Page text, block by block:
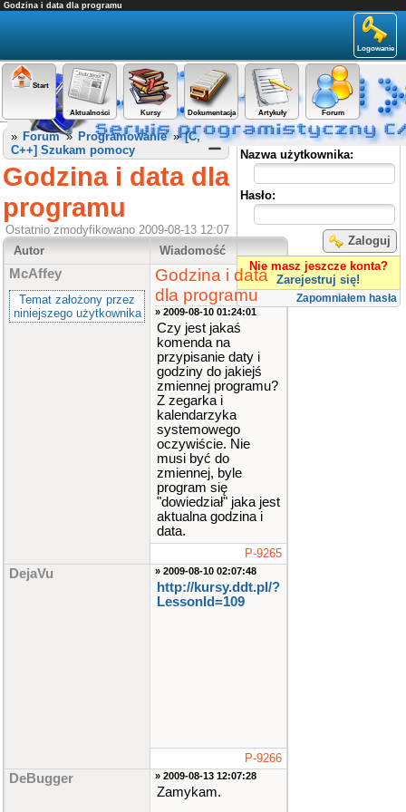
Godzina i data dla programu
Logowanie
Start
Aktualności Kursy Dokumentacja Artykuły Forum
Panel użytkownika
Nazwa użytkownika:
Hasło:
Zaloguj
Nie masz jeszcze konta?
Zarejestruj się!
Zapomniałem hasła
» Forum» Programowanie»[C,
C++] Szukam pomocy
Godzina i data dla
programu
Ostatnio zmodyfikowano 2009-08-13 12:07
Autor
Wiadomość
McAffey
Temat założony przez
niniejszego użytkownika
Godzina i data
dla programu
» 2009-08-10 01:24:01
Czy jest jakaś
komenda na
przypisanie daty i
godziny do jakiejś
zmiennej programu?
Z zegarka i
kalendarzyka
systemowego
oczywiście. Nie
musi być do
zmiennej, byle
program się
"dowiedział" jaka jest
aktualna godzina i
data.
P-9265
DejaVu » 2009-08-10 02:07:48
http://kursy.ddt.pl/?
LessonId=109
P-9266
DeBugger » 2009-08-13 12:07:28
Zamykam.